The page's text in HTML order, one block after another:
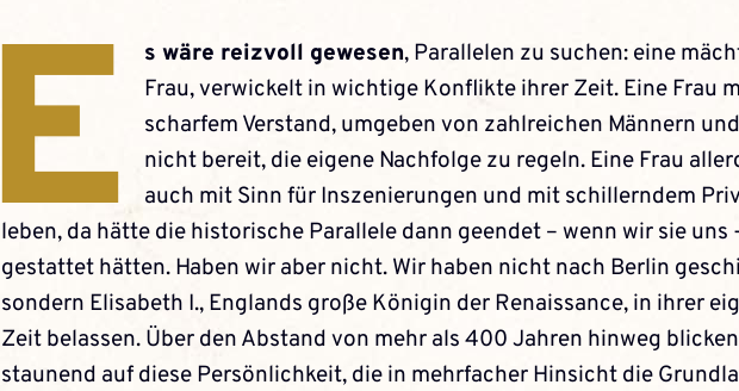
E s wäre reizvoll gewesen, Parallelen zu suchen:­ eine
Frau, verwickelt in wichtige Konflikte ihrer Zeit. Eine Frau
scharfem Verstand, umgeben von zahlreichen Männern
nicht bereit, die eigene Nachfolge zu regeln. Eine Frau
auch mit Sinn für Inszenierungen und mit schillerndem
leben, da hätte die historische Parallele dann geendet – wenn wir sie
gestattet ­hätten. Haben wir aber nicht. Wir haben nicht nach Berlin
sondern ­Elisabeth I., Englands große Königin der Renaissance, in ihrer
Zeit belassen. Über den Abstand von mehr als 400 Jahren hinweg
staunend auf diese Persönlichkeit, die in mehr­facher Hinsicht die